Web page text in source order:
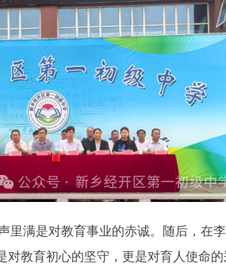
满是对教育事业的赤诚。随后，在
教育初心的坚守，更是对育人使命的